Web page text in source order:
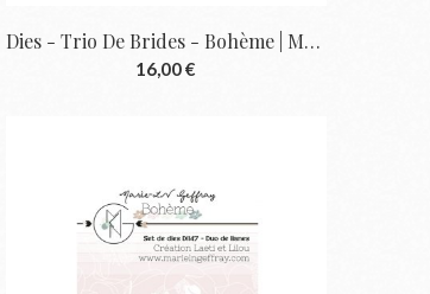
Dies - Trio De Brides - Bohème | Marie-LN...
16,00 €